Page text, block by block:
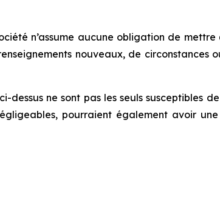
n’assume aucune obligation de
nouveaux, de circonstances
ne sont pas les seuls susceptibles
pourraient également avoir